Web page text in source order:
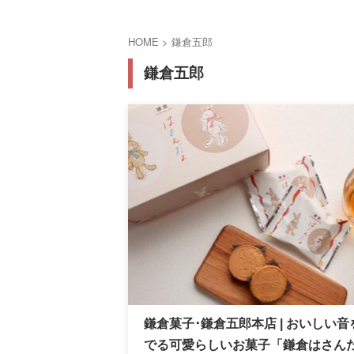
HOME > 鎌倉五郎
鎌倉五郎
鎌倉菓子･鎌倉五郎本店 | おいしい音
でる可愛らしいお菓子「鎌倉はさん